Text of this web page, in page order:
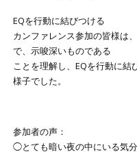
EQを行動に結びつける
カンファレンス参加の皆様は
で、示唆深いものである
ことを理解し、EQを行動に
様子でした。
参加者の声：
◯とても暗い夜の中にいる気